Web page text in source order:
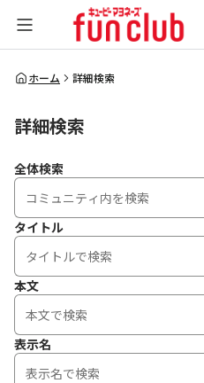
全体検索
ホーム 詳細検索
詳細検索
全体検索
タイトル
本文
表示名